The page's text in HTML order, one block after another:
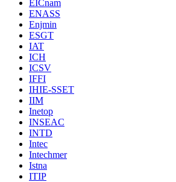
EICnam
ENASS
Enjmin
ESGT
IAT
ICH
ICSV
IFFI
IHIE-SSET
IIM
Inetop
INSEAC
INTD
Intec
Intechmer
Istna
ITIP